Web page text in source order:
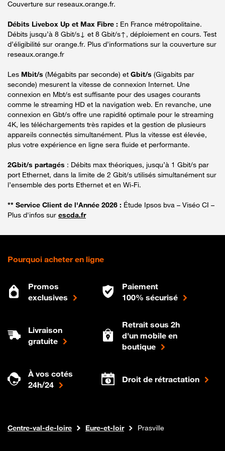
Couverture sur reseaux.orange.fr.
Débits Livebox Up et Max Fibre : En France métropolitaine.
Débits jusqu’à 8 Gbit/s↓ et 8 Gbit/s↑, déploiement en cours. Test
d’éligibilité sur orange.fr. Plus d’informations sur la couverture sur
reseaux.orange.fr
Les Mbit/s (Mégabits par seconde) et Gbit/s (Gigabits par
seconde) mesurent la vitesse de connexion Internet. Une
connexion en Mbt/s est suffisante pour des usages courants
comme le streaming HD et la navigation web. En revanche, une
connexion en Gbt/s offre une rapidité optimale pour le streaming
4K, les téléchargements très rapides et la gestion de plusieurs
appareils connectés simultanément. Plus la vitesse est élevée,
plus votre expérience en ligne sera fluide et performante.
2Gbit/s partagés : Débits max théoriques, jusqu’à 1 Gbit/s par
port Ethernet, dans la limite de 2 Gbit/s utilisés simultanément sur
l’ensemble des ports Ethernet et en Wi-Fi.
** Service Client de l'Année 2026 : Étude Ipsos bva – Viséo CI –
Plus d'infos sur escda.fr
Pourquoi acheter en ligne
Promos
exclusives
Paiement
100% sécurisé
Livraison
gratuite
Retrait sous 2h
d'un mobile en
boutique
À vos cotés
24h/24
Droit de rétractation
Boutique Orange
Internet fibre
Centre-val-de-loire Eure-et-loir Prasville